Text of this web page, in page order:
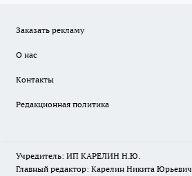
Заказать рекламу
О нас
Контакты
Редакционная политика
Учредитель: ИП КАРЕЛИН Н.Ю.
Главный редактор: Карелин Никита Юрьевич